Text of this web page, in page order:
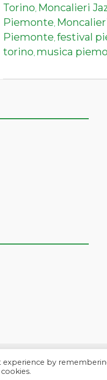
Torino, Moncalieri
Piemonte,
Piemonte, festival
torino, musica
srl - Piazza Navona 45,
by